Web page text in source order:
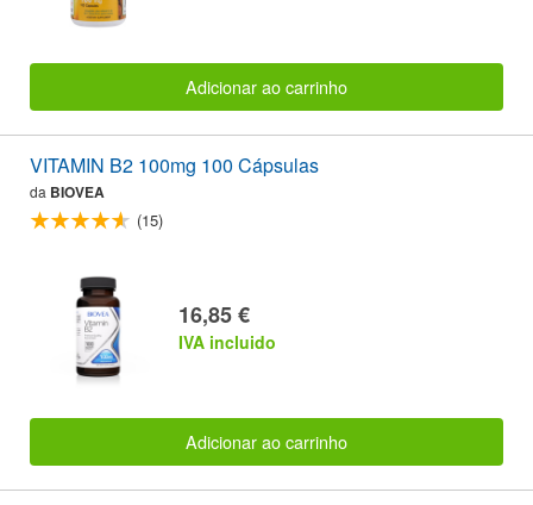
Adicionar ao carrinho
VITAMIN B2 100mg 100 Cápsulas
da BIOVEA
(15)
16,85 €
IVA incluido
Adicionar ao carrinho